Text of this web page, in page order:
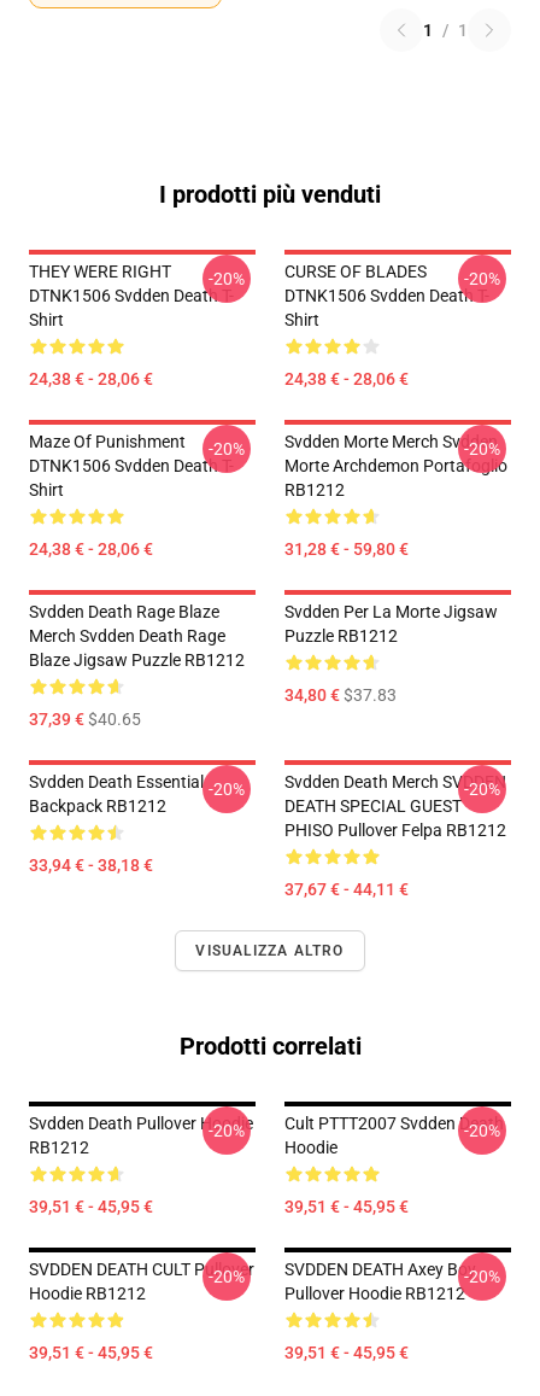
1 / 1
I prodotti più venduti
THEY WERE RIGHT
DTNK1506 Svdden Death T-
Shirt
24,38 € - 28,06 €
-20%
CURSE OF BLADES
DTNK1506 Svdden Death T-
Shirt
24,38 € - 28,06 €
-20%
Maze Of Punishment
DTNK1506 Svdden Death T-
Shirt
24,38 € - 28,06 €
-20%
Svdden Morte Merch Svdden
Morte Archdemon Portafoglio
RB1212
31,28 € - 59,80 €
-20%
Svdden Death Rage Blaze
Merch Svdden Death Rage
Blaze Jigsaw Puzzle RB1212
37,39 €$40.65
Svdden Per La Morte Jigsaw
Puzzle RB1212
34,80 €$37.83
Svdden Death Essential
Backpack RB1212
33,94 € - 38,18 €
-20%
Svdden Death Merch SVDDEN
DEATH SPECIAL GUEST
PHISO Pullover Felpa RB1212
37,67 € - 44,11 €
-20%
VISUALIZZA ALTRO
Prodotti correlati
Svdden Death Pullover Hoodie
RB1212
39,51 € - 45,95 €
-20%
Cult PTTT2007 Svdden Death
Hoodie
39,51 € - 45,95 €
-20%
SVDDEN DEATH CULT Pullover
Hoodie RB1212
39,51 € - 45,95 €
-20%
SVDDEN DEATH Axey Boy
Pullover Hoodie RB1212
39,51 € - 45,95 €
-20%